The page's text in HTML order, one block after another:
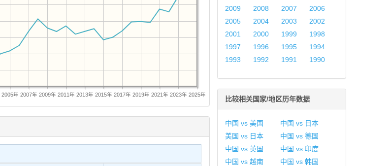
2005年 2007年 2009年 2011年 2013年 2015年 2017年 2019年 2021年 2023年 2025年
2009
2008 2007
2006
2005
2004 2003
2002
2001
2000 1999
1998
1997
1996 1995
1994
1993
1992 1991 1990
比较相关国家/地区历年数据
中国 vs 美国
中国 vs 日本
美国 vs 日本
中国 vs 德国
中国 vs 英国
中国 vs 印度
中国 vs 越南
中国 vs 韩国